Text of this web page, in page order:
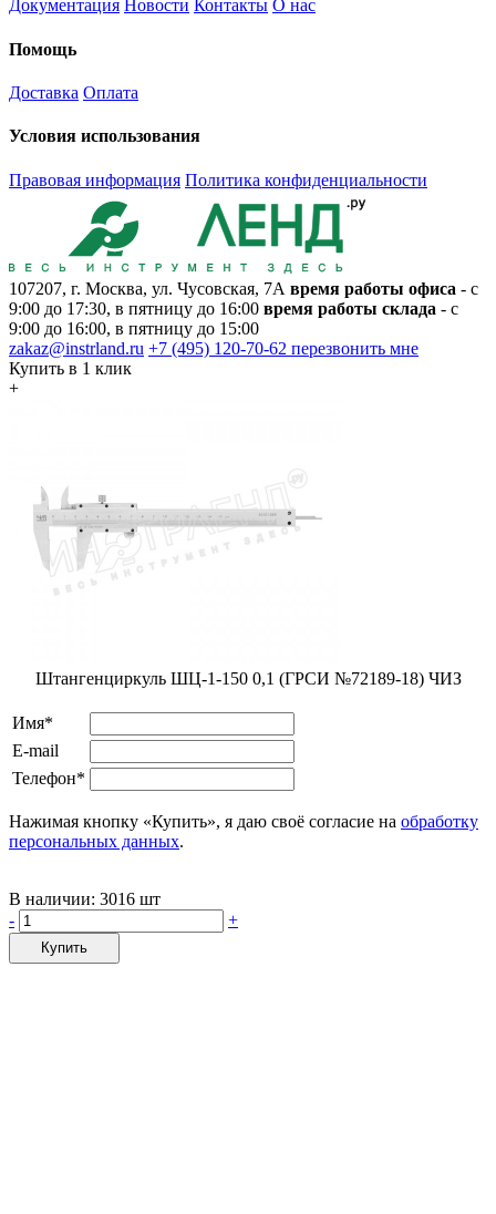
Документация Новости Контакты О нас
Помощь
Доставка Оплата
Условия использования
Правовая информация Политика конфиденциальности
107207, г. Москва, ул. Чусовская, 7А время работы офиса - с
9:00 до 17:30, в пятницу до 16:00 время работы склада - с
9:00 до 16:00, в пятницу до 15:00
zakaz@instrland.ru +7 (495) 120-70-62 перезвонить мне
Купить в 1 клик
+
Штангенциркуль ШЦ-1-150 0,1 (ГРСИ №72189-18) ЧИЗ
Имя*
E-mail
Телефон*
Нажимая кнопку «Купить», я даю своё согласие на обработку
персональных данных.
В наличии: 3016 шт
-
+
Купить